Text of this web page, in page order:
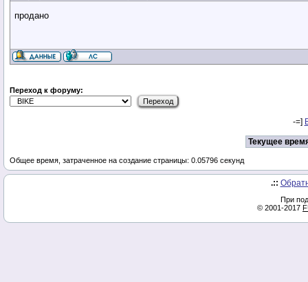
продано
Переход к форуму:
-=]
Текущее
Общее время, затраченное на создание страницы: 0.05796 секунд
.::
При
© 2001-2017